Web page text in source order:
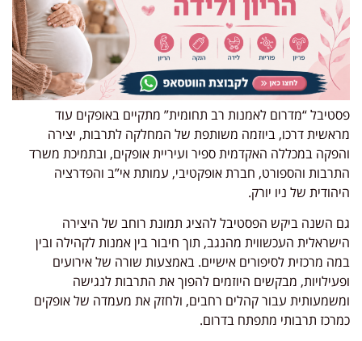
פסטיבל “מדרום לאמנות רב תחומית” מתקיים באופקים עוד
מראשית דרכו, ביוזמה משותפת של המחלקה לתרבות, יצירה
והפקה במכללה האקדמית ספיר ועיריית אופקים, ובתמיכת משרד
התרבות והספורט, חברת אופקטיבי, עמותת אי”ב והפדרציה
היהודית של ניו יורק.
גם השנה ביקש הפסטיבל להציג תמונת רוחב של היצירה
הישראלית העכשווית מהנגב, תוך חיבור בין אמנות לקהילה ובין
במה מרכזית לסיפורים אישיים. באמצעות שורה של אירועים
ופעילויות, מבקשים היוזמים להפוך את התרבות לנגישה
ומשמעותית עבור קהלים רחבים, ולחזק את מעמדה של אופקים
כמרכז תרבותי מתפתח בדרום.